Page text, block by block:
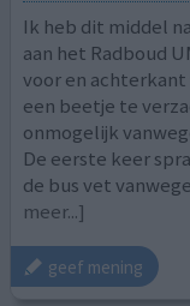
Ik heb dit middel
aan het Radboud
voor en
een beetje te
onmogelijk
De eerste keer
de bus vet
meer...]
geef mening